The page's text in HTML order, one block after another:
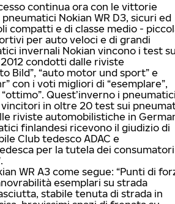
continua ora con le vittorie
Nokian WR D3, sicuri ed
compatti e di classe medio -
per auto veloci e di grandi
invernali Nokian vincono i test
condotti dalle riviste
Bild”, “auto motor und sport” e
con i voti migliori di “esemplare”,
Quest’inverno i
in oltre 20 test sui
riviste automobilistiche in
finlandesi ricevono il giudizio di
Club tedesco ADAC e
per la tutela dei consumatori
WR A3 come segue: “Punti di
esemplari su strada
stabile tenuta di strada in